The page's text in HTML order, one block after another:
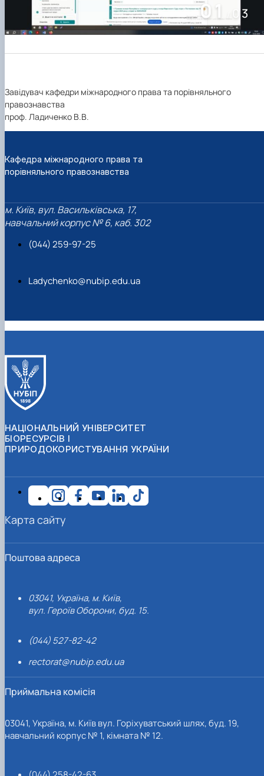
01 03
Завідувач кафедри міжнародного права та порівняльного
правознавства
проф. Ладиченко В.В.
Кафедра міжнародного права та
порівняльного правознавства
м. Київ, вул. Васильківська, 17,
навчальний корпус № 6, каб. 302
(044) 259-97-25
Ladychenko@nubip.edu.ua
НАЦІОНАЛЬНИЙ УНІВЕРСИТЕТ
БІОРЕСУРСІВ І
ПРИРОДОКОРИСТУВАННЯ УКРАЇНИ
Поштова адреса
03041, Україна, м. Київ,
вул. Героїв Оборони, буд. 15.
(044) 527-82-42
rectorat@nubip.edu.ua
Приймальна комісія
03041, Україна, м. Київ вул. Горіхуватський шлях, буд. 19,
навчальний корпус № 1, кімната № 12.
Карта сайту